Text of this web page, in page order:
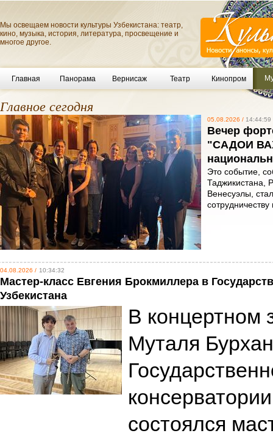
Мы освещаем новости культуры Узбекистана: театр,
кино, музыка, история, литература, просвещение и
многое другое.
Главная Панорама Вернисаж Театр Кинопром
Главное сегодня
05.08.2026 / 14:44:59
Вечер
"САДОИ
Это событие,
Таджикистана,
Венесуэлы,
04.08.2026 / 10:34:32
Мастер-класс Евгения Брокмиллера в
Узбекистана
В концертном
Муталя
состоялся